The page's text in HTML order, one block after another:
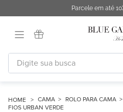
Parcele em até
Digite sua busca
CAMA ROLO PARA CAMA
FIOS URBAN VERDE
1º